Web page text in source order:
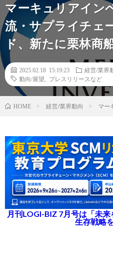
マーキュリアイン
流・サプライチェ
ド、新たに栗林商
2025.02.18 15:19:23
経営/業界
動向/展望
プレスリリースなど
HOME 経営/業界動向 マー
月刊LOGI-BIZ 7月号は「未
生存戦略